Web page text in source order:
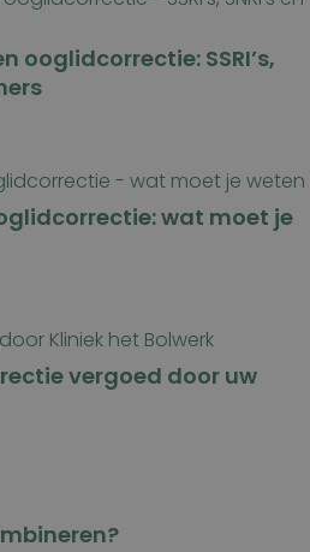
ooglidcorrectie: SSRI’s,
wat moet je
vergoed door uw